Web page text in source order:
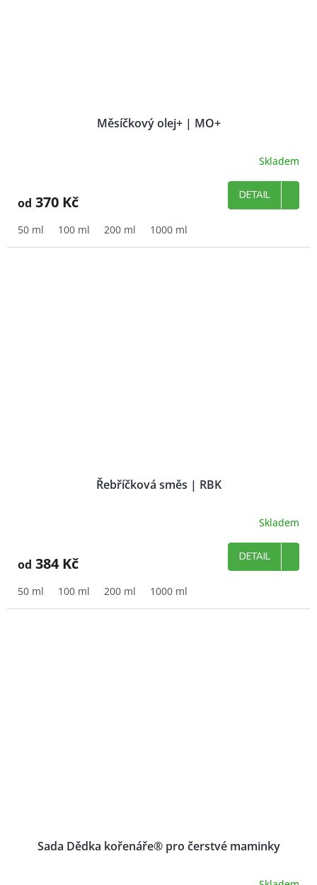
Měsíčkový olej+ | MO+
je
z
Skladem
od 370 Kč DETAIL
50 ml 100 ml 200 ml 1000 ml
Řebříčková směs | RBK
Skladem
od 384 Kč DETAIL
50 ml 100 ml 200 ml 1000 ml
Sada Dědka kořenáře® pro čerstvé maminky